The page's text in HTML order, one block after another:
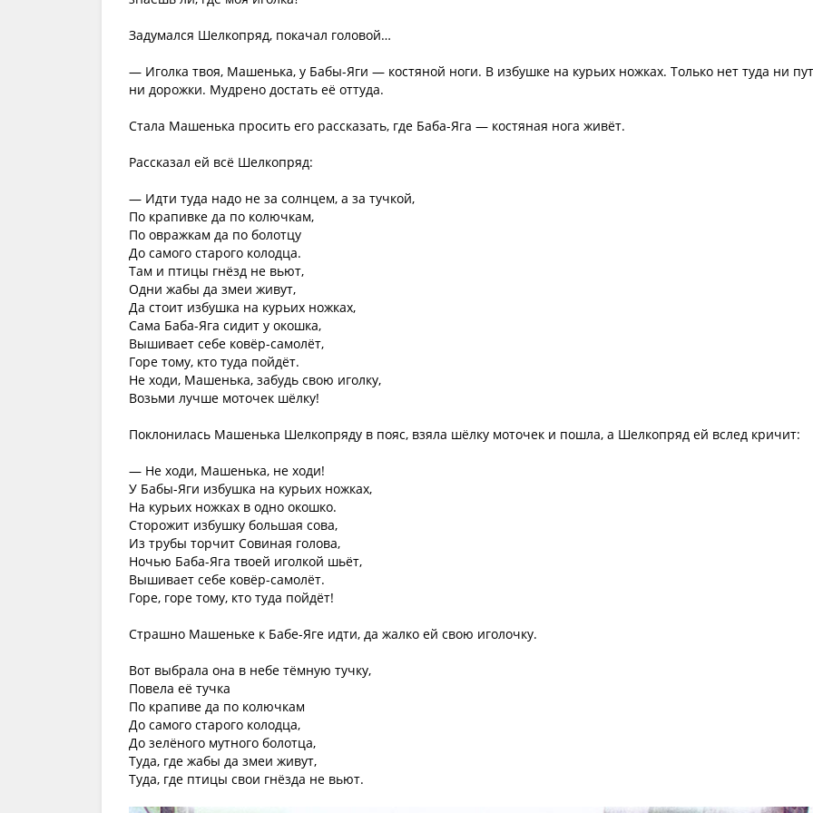
Задумался Шелкопряд, покачал головой…
— Иголка твоя, Машенька, у Бабы-Яги — костяной ноги. В избушке на курьих ножках. Только нет туда ни
ни дорожки. Мудрено достать её оттуда.
Стала Машенька просить его рассказать, где Баба-Яга — костяная нога живёт.
Рассказал ей всё Шелкопряд:
— Идти туда надо не за солнцем, а за тучкой,
По крапивке да по колючкам,
По овражкам да по болотцу
До самого старого колодца.
Там и птицы гнёзд не вьют,
Одни жабы да змеи живут,
Да стоит избушка на курьих ножках,
Сама Баба-Яга сидит у окошка,
Вышивает себе ковёр-самолёт,
Горе тому, кто туда пойдёт.
Не ходи, Машенька, забудь свою иголку,
Возьми лучше моточек шёлку!
Поклонилась Машенька Шелкопряду в пояс, взяла шёлку моточек и пошла, а Шелкопряд ей вслед кричит:
— Не ходи, Машенька, не ходи!
У Бабы-Яги избушка на курьих ножках,
На курьих ножках в одно окошко.
Сторожит избушку большая сова,
Из трубы торчит Совиная голова,
Ночью Баба-Яга твоей иголкой шьёт,
Вышивает себе ковёр-самолёт.
Горе, горе тому, кто туда пойдёт!
Страшно Машеньке к Бабе-Яге идти, да жалко ей свою иголочку.
Вот выбрала она в небе тёмную тучку,
Повела её тучка
По крапиве да по колючкам
До самого старого колодца,
До зелёного мутного болотца,
Туда, где жабы да змеи живут,
Туда, где птицы свои гнёзда не вьют.